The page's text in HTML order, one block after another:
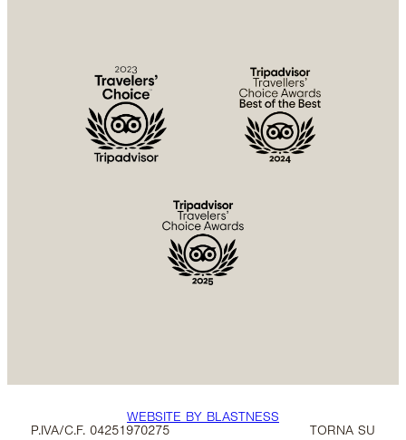
P.IVA/C.F. 04251970275
WEBSITE BY BLASTNESS
TORNA SU